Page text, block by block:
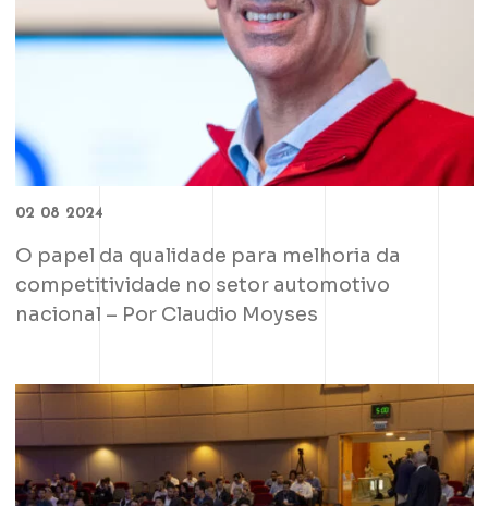
02 08 2024
O papel da qualidade para melhoria da
competitividade no setor automotivo
nacional – Por Claudio Moyses